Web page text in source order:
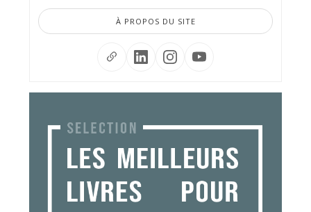
À PROPOS DU SITE